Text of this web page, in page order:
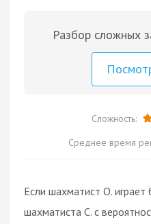
Разбор сложных
Сложность:
Среднее время
Если шахматист О.
шахматиста С. с